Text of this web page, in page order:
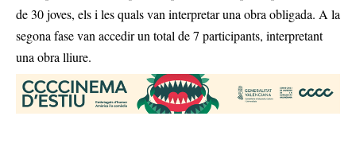
de 30 joves, els i les quals van interpretar una obra obligada. A la
segona fase van accedir un total de 7 participants, interpretant
una obra lliure.